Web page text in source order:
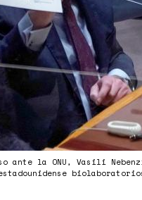
ante la ONU, Vasili